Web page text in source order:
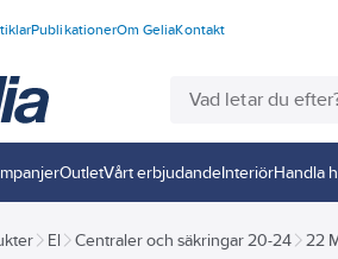
PublikationerOm GeliaKontakt
OutletVårt erbjudandeInteriörHandla
El Centraler och säkringar 20-24 22